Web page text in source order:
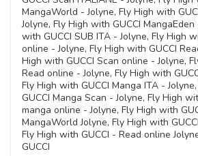
MangaWorld - Jolyne, Fly High with
Jolyne, Fly High with GUCCI
with GUCCI SUB ITA - Jolyne, Fly High
online - Jolyne, Fly High with GUCCI
High with GUCCI Scan online - Jolyne,
Read online - Jolyne, Fly High with
Fly High with GUCCI Manga ITA -
GUCCI Manga Scan - Jolyne, Fly High
manga online - Jolyne, Fly High with
MangaWorld Jolyne, Fly High with
Fly High with GUCCI - Read online
GUCCI